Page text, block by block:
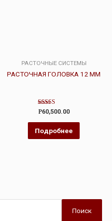
РАСТОЧНЫЕ СИСТЕМЫ
РАСТОЧНАЯ ГОЛОВКА 12 ММ
Оценка
5.00
из 5
Р60,500.00
Подробнее
Поиск